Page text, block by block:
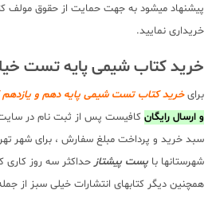
پیشنهاد میشود به جهت حمایت از حقوق مولف
خریداری نمایید.
خرید کتاب شیمی پایه تست
برایخرید کتاب تست شیمی پایه دهم و یازدهم
و ارسال رایگان کافیست پس از ثبت نام در سایت
سبد خرید و پرداخت مبلغ سفارش ، برای شهر
شهرستانها با پست پیشتازحداکثر سه روز کاری
همچنین دیگر کتابهای انتشارات خیلی سبز از